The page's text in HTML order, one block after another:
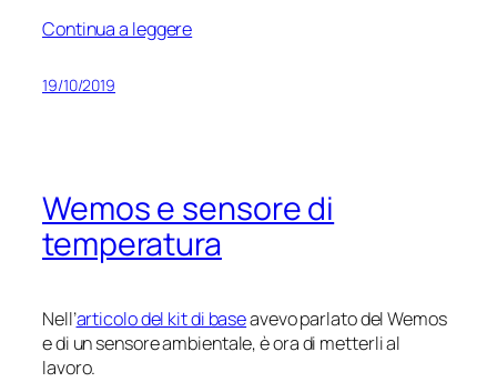
Continua a leggere
19/10/2019
Wemos e sensore di
temperatura
Nell’articolo del kit di baseavevo parlato del Wemos
e di un sensore ambientale, è ora di metterli al
lavoro.